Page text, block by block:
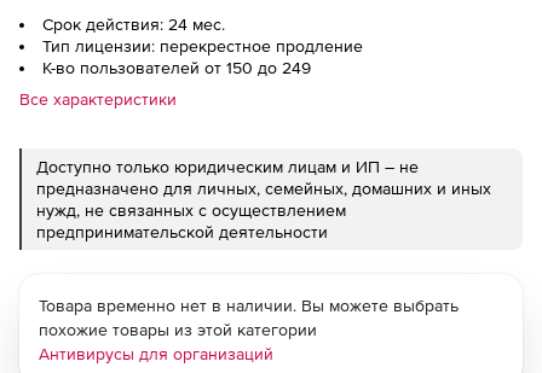
Срок действия: 24 мес.
Тип лицензии: перекрестное продление
К-во пользователей от 150 до 249
Все характеристики
Доступно только юридическим лицам и ИП – не
предназначено для личных, семейных, домашних и иных
нужд, не связанных с осуществлением
предпринимательской деятельности
Товара временно нет в наличии. Вы можете выбрать
похожие товары из этой категории
Антивирусы для организаций